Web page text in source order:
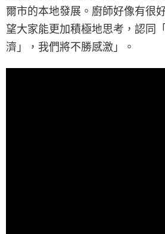
爾市的本地發展。廚師好像有很
望大家能更加積極地思考，認同
濟」，我們將不勝感激」。